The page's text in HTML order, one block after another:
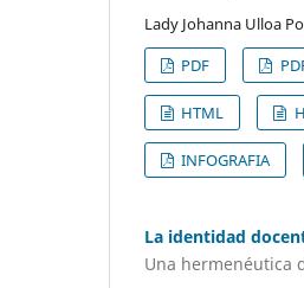
Lady Johanna Ulloa
PDF
HTML
INFOGRAFIA
La identidad
Una hermenéutica